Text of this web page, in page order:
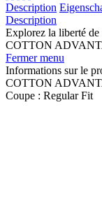
Description
Description
Explorez la liberté
COTTON
Fermer menu
Informations sur le
COTTON
Coupe : Regular Fit